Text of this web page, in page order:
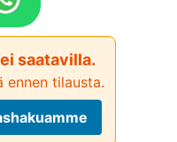
saatavilla.
ennen tilausta.